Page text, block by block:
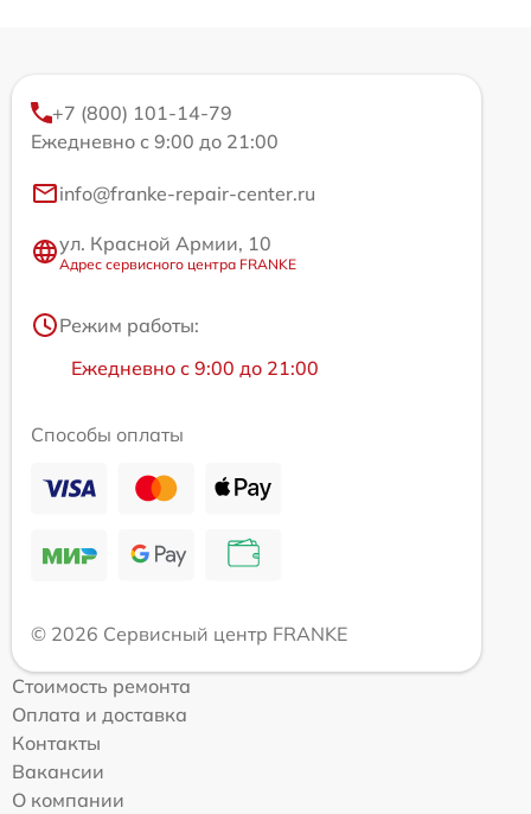
+7 (800) 101-14-79
Ежедневно с 9:00 до 21:00
info@franke-repair-center.ru
ул. Красной Армии, 10
Адрес сервисного центра FRANKE
Режим работы:
Ежедневно с 9:00 до 21:00
Способы оплаты
© 2026 Сервисный центр FRANKE
Стоимость ремонта
Оплата и доставка
Контакты
Вакансии
О компании